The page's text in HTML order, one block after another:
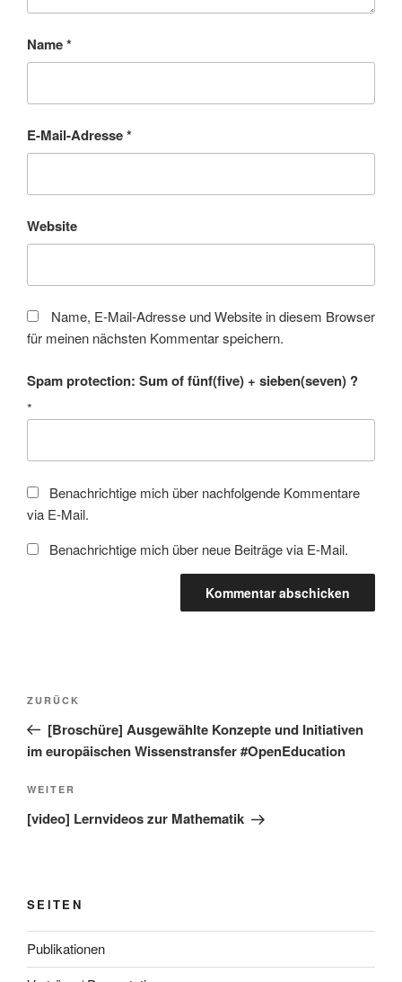
Name*
E-Mail-Adresse*
Website
Name, E-Mail-Adresse und Website in diesem Browser
für meinen nächsten Kommentar speichern.
Spam protection: Sum of fünf(five) + sieben(seven) ?
*
Benachrichtige mich über nachfolgende Kommentare
via E-Mail.
Benachrichtige mich über neue Beiträge via E-Mail.
Beitragsnavigation
Vorheriger
Beitrag
ZURÜCK
[Broschüre] Ausgewählte Konzepte und Initiativen
im europäischen Wissenstransfer #OpenEducation
Nächster
Beitrag
WEITER
[video] Lernvideos zur Mathematik
SEITEN
Publikationen